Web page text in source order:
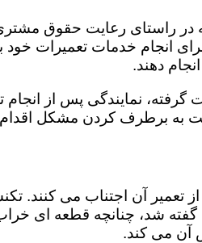
در راستای رعایت حقوق
انجام خدمات تعمیرات خود
دهند.
گرفته، نمایندگی پس از
به برطرف کردن مشکل
تعمیر آن اجتناب می کنند.
گفته شد، چنانچه قطعه ای
آن می کند.